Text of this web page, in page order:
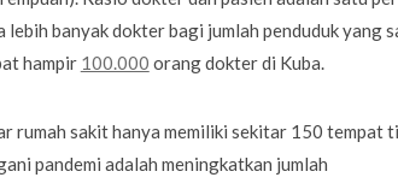
lebih banyak dokter bagi jumlah penduduk yang
hampir 100.000 orang dokter di Kuba.
rumah sakit hanya memiliki sekitar 150 tempat
pandemi adalah meningkatkan jumlah